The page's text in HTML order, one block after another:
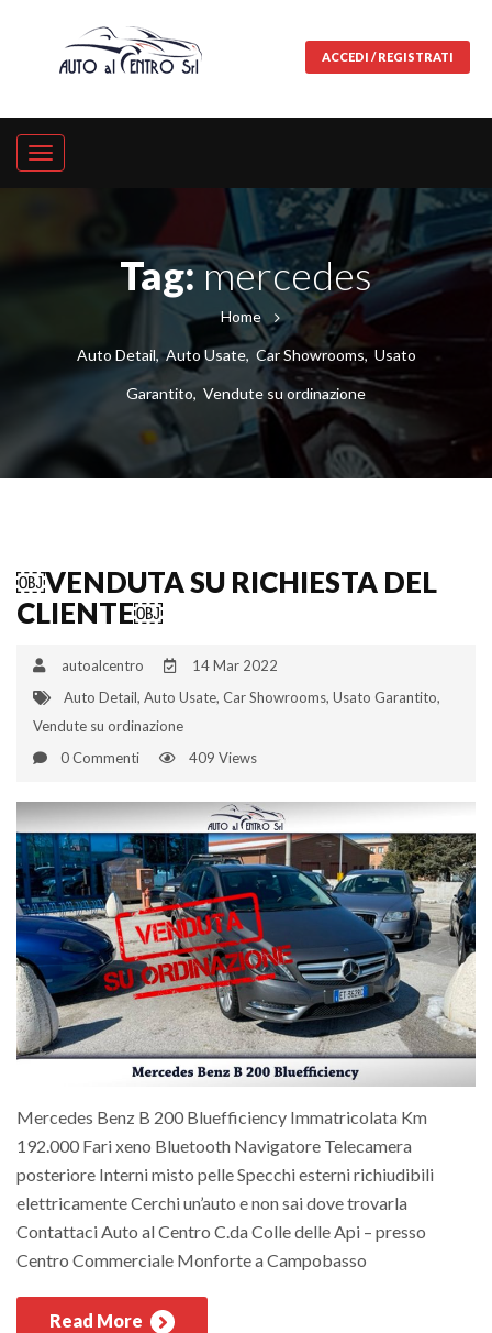
ACCEDI / REGISTRATI
Tag:mercedes
Home
Auto Detail,Auto Usate, Car Showrooms, Usato
Garantito, Vendute su ordinazione
￼VENDUTA SU RICHIESTA DEL
CLIENTE￼
autoalcentro
14 Mar 2022
Auto Detail, Auto Usate, Car Showrooms, Usato Garantito,
Vendute su ordinazione
0 Commenti
409 Views
Mercedes Benz B 200 Bluefficiency Immatricolata Km
192.000 Fari xeno Bluetooth Navigatore Telecamera
posteriore Interni misto pelle Specchi esterni richiudibili
elettricamente Cerchi un’auto e non sai dove trovarla
Contattaci Auto al Centro C.da Colle delle Api – presso
Centro Commerciale Monforte a Campobasso
Read More